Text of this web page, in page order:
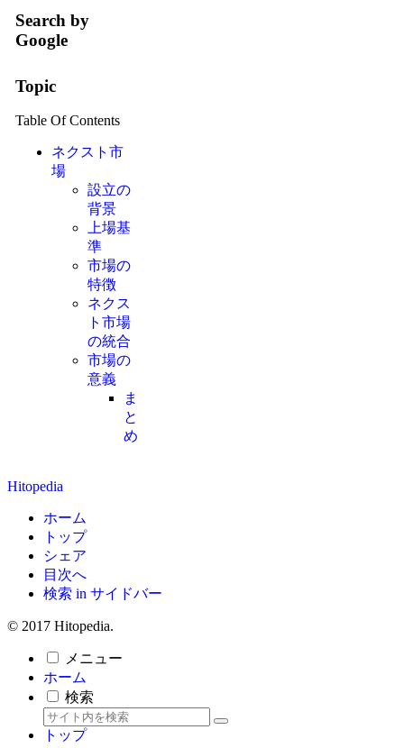
Search by
Google
Topic
Table Of Contents
ネクスト市
場
設立の
背景
上場基
準
市場の
特徴
ネクス
ト市場
の統合
市場の
意義
ま
と
め
Hitopedia
ホーム
トップ
シェア
目次へ
検索 in サイドバー
© 2017 Hitopedia.
メニュー
ホーム
検索
トップ